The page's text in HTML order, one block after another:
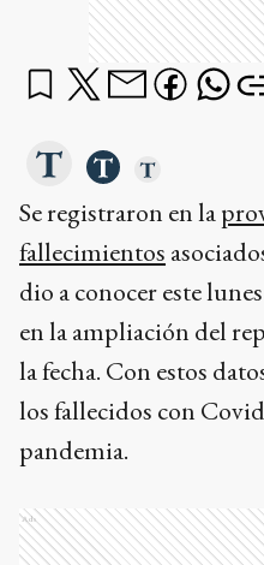
Se registraron en la
fallecimientos
dio a conocer este
en la ampliación del
la fecha. Con estos
los fallecidos con
pandemia.
Ads